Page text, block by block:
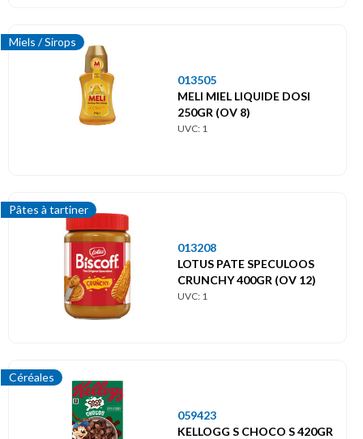
Miels / Sirops
013505
MELI MIEL LIQUIDE DOSI
250GR (OV 8)
UVC: 1
Pâtes à tartiner
013208
LOTUS PATE SPECULOOS
CRUNCHY 400GR (OV 12)
UVC: 1
Céréales
059423
KELLOGG S CHOCO S 420GR